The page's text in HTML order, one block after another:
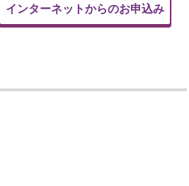
インターネットからのお申込み